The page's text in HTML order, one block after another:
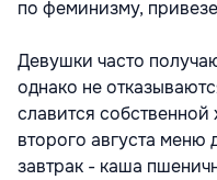
по феминизму,
Девушки часто
однако не
славится
второго августа меню
завтрак - каша